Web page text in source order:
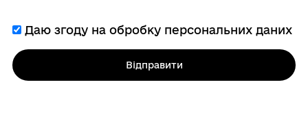
Даю згоду на обробку персональних даних
Відправити